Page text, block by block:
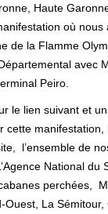
Haute
où
de la Flamme
avec
Peiro.
le lien suivant et
l’ensemble de
National du
perchées,
La